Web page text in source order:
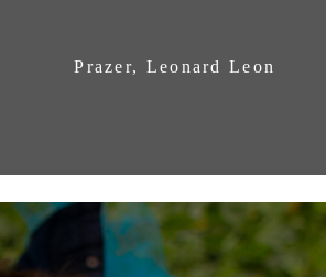
Prazer, Leonard Leon